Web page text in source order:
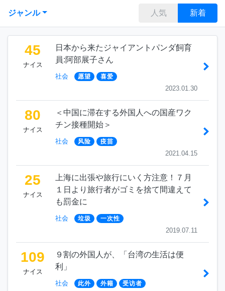
ジャンル 人気 新着
45
ナイス
日本から来たジャイアントパンダ飼育
員:阿部展子さん
社会 愿望 喜爱
2023.01.30
80
ナイス
＜中国に滞在する外国人への国産ワク
チン接種開始＞
社会 风险 疫苗
2021.04.15
25
ナイス
上海に出張や旅行にいく方注意！７月
１日より旅行者がゴミを捨て間違えて
も罰金に
社会 垃圾 一次性
2019.07.11
109
ナイス
９割の外国人が、「台湾の生活は便
利」
社会 此外 外籍 受访者